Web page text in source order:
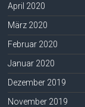
April 2020
März 2020
Februar 2020
Januar 2020
Dezember 2019
November 2019